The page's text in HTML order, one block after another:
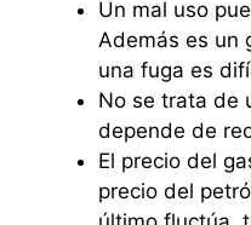
Un mal uso
Además es un
una fuga es
No se trata de
depende de
El precio del
precio del